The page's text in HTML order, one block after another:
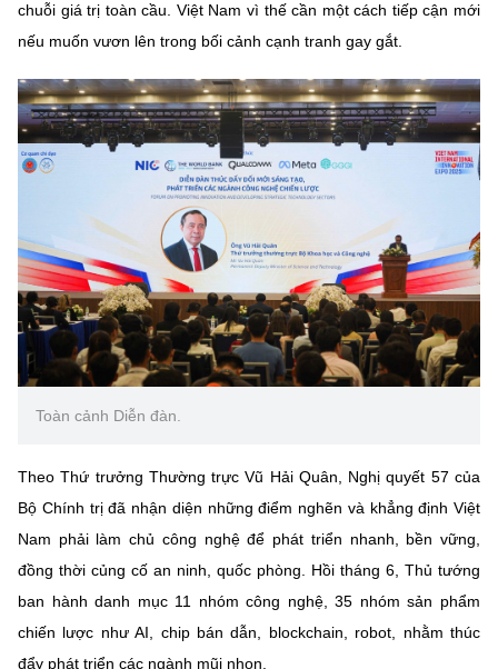
BỘ KHOA HỌC VÀ CÔNG NGHỆ
MINISTRY OF SCIENCE AND TECHNOLOGY
Cơ quan chủ quản: Bộ Khoa học và Công nghệ (MST)
Chịu trách nhiệm nội dung: Nguyễn Thị Hải Hằng
Giám đốc Trung tâm Truyền thông Khoa học và Công nghệ.
Địa chỉ: Ban Biên tập Cổng TTĐT - 18 Nguyễn Du, TP. Hà Nội
Điện thoại: 024 3936 9506
Email:stc@mst.gov.vn
©2026 Bản quyền thuộc Bộ Khoa Học và Công Nghệ
(Ghi rõ nguồn "https://mst.gov.vn" khi phát hành lại thông tin từ
website này)
chuỗi giá trị toàn cầu. Việt Nam vì thế cần một cách tiếp cận mới
nếu muốn vươn lên trong bối cảnh cạnh tranh gay gắt.
Toàn cảnh Diễn đàn.
Theo Thứ trưởng Thường trực Vũ Hải Quân, Nghị quyết 57 của
Bộ Chính trị đã nhận diện những điểm nghẽn và khẳng định Việt
Nam phải làm chủ công nghệ để phát triển nhanh, bền vững,
đồng thời củng cố an ninh, quốc phòng. Hồi tháng 6, Thủ tướng
ban hành danh mục 11 nhóm công nghệ, 35 nhóm sản phẩm
chiến lược như AI, chip bán dẫn, blockchain, robot, nhằm thúc
đẩy phát triển các ngành mũi nhọn.